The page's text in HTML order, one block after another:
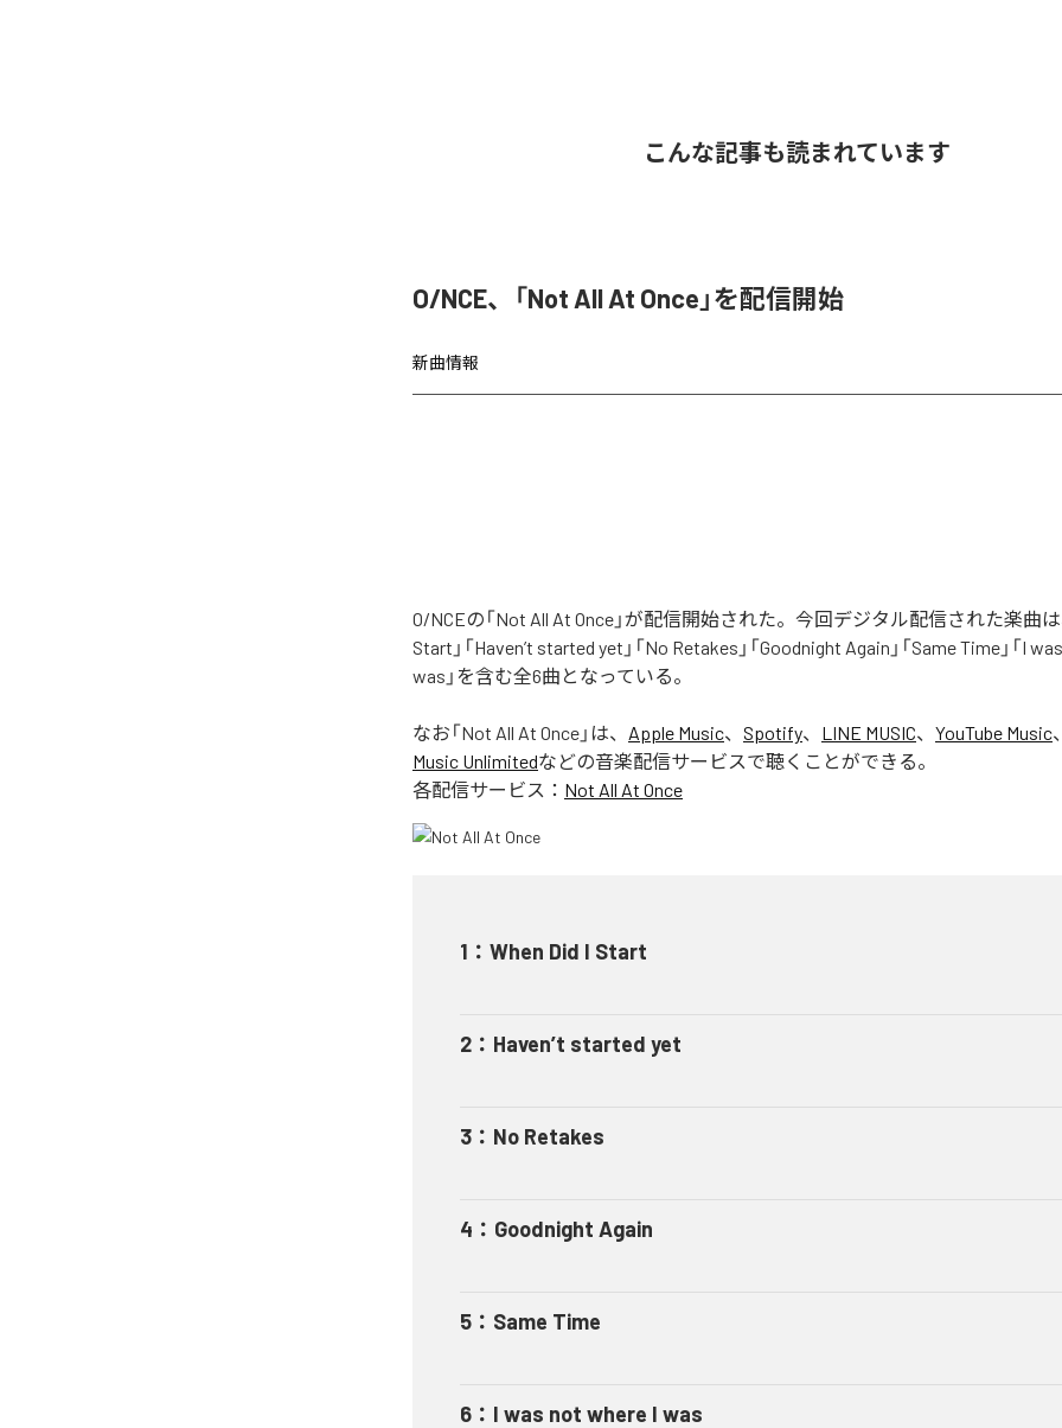
こんな記事も読まれています
O/NCE、「Not All At Once」を配信開始
新曲情報
O/NCEの「Not All At Once」が配信開始された。今回デジタル配信された楽曲は
Start」「Haven’t started yet」「No Retakes」「Goodnight Again」「Same Time」「I
was」を含む全6曲となっている。
なお「Not All At Once 」は、 Apple Music、 Spotify、 LINE MUSIC、 YouTube Music、
Music Unlimitedなどの音楽配信サービスで聴くことができる。
各配信サービス： Not All At Once
1 ： When Did I Start
2 ： Haven’t started yet
3 ： No Retakes
4 ： Goodnight Again
5 ： Same Time
6 ： I was not where I was